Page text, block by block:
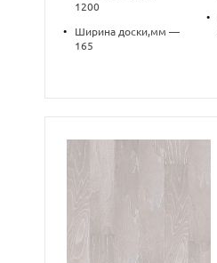
1200
•
Ширина доски,мм —
165
•